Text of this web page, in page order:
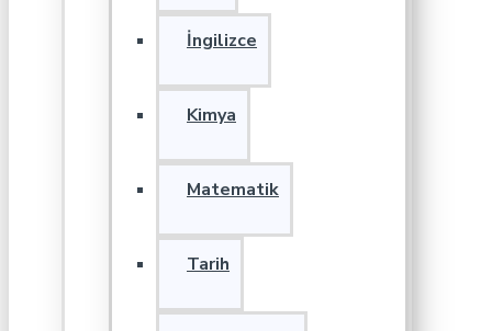
İngilizce
Kimya
Matematik
Tarih